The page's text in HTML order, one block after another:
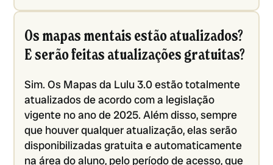
Os mapas mentais estão atualizados?
E serão feitas atualizações gratuitas?
Sim. Os Mapas da Lulu 3.0 estão totalmente
atualizados de acordo com a legislação
vigente no ano de 2025. Além disso, sempre
que houver qualquer atualização, elas serão
disponibilizadas gratuita e automaticamente
na área do aluno, pelo período de acesso, que